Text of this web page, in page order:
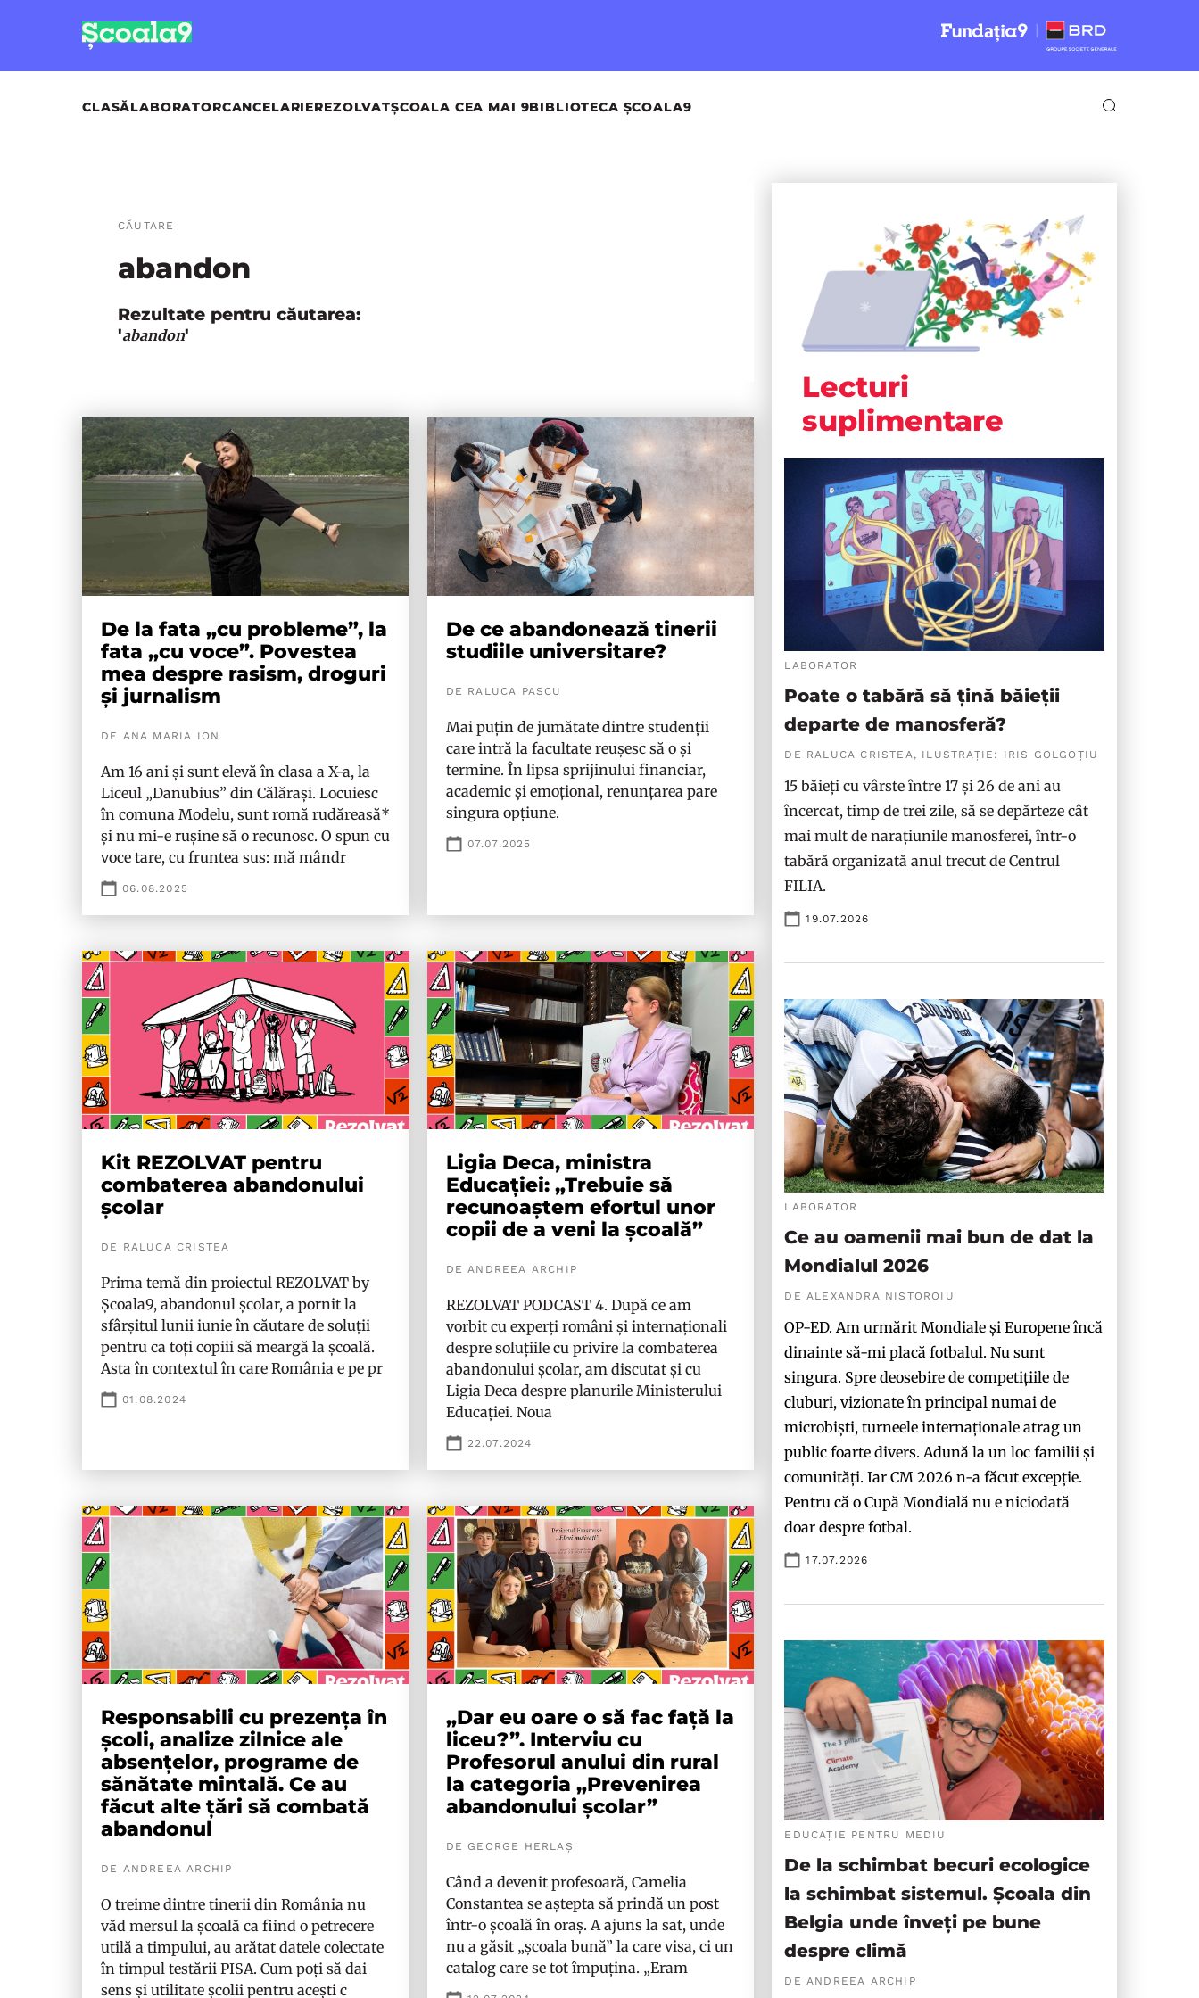
CLASĂLABORATORCANCELARIEREZOLVATȘCOALA CEA MAI 9BIBLIOTECA ȘCOALA9
CĂUTARE
abandon
Rezultate pentru căutarea:
'abandon'
De la fata „cu probleme”, la
fata „cu voce”. Povestea
mea despre rasism, droguri
și jurnalism
DE ANA MARIA ION
Am 16 ani și sunt elevă în clasa a X-a, la
Liceul „Danubius” din Călărași. Locuiesc
în comuna Modelu, sunt romă rudăreasă*
și nu mi-e rușine să o recunosc. O spun cu
voce tare, cu fruntea sus: mă mândr
06.08.2025
De ce abandonează tinerii
studiile universitare?
DE RALUCA PASCU
Mai puțin de jumătate dintre studenții
care intră la facultate reușesc să o și
termine. În lipsa sprijinului financiar,
academic și emoțional, renunțarea pare
singura opțiune.
07.07.2025
Kit REZOLVAT pentru
combaterea abandonului
școlar
DE RALUCA CRISTEA
Prima temă din proiectul REZOLVAT by
Școala9, abandonul școlar, a pornit la
sfârșitul lunii iunie în căutare de soluții
pentru ca toți copiii să meargă la școală.
Asta în contextul în care România e pe pr
01.08.2024
Ligia Deca, ministra
Educației: „Trebuie să
recunoaștem efortul unor
copii de a veni la școală”
DE ANDREEA ARCHIP
REZOLVAT PODCAST 4. După ce am
vorbit cu experți români și internaționali
despre soluțiile cu privire la combaterea
abandonului școlar, am discutat și cu
Ligia Deca despre planurile Ministerului
Educației. Noua
22.07.2024
Responsabili cu prezența în
școli, analize zilnice ale
absențelor, programe de
sănătate mintală. Ce au
făcut alte țări să combată
abandonul
DE ANDREEA ARCHIP
O treime dintre tinerii din România nu
văd mersul la școală ca fiind o petrecere
utilă a timpului, au arătat datele colectate
în timpul testării PISA. Cum poți să dai
sens și utilitate școlii pentru acești c
„Dar eu oare o să fac față la
liceu?”. Interviu cu
Profesorul anului din rural
la categoria „Prevenirea
abandonului școlar”
DE GEORGE HERLAȘ
Când a devenit profesoară, Camelia
Constantea se aștepta să prindă un post
într-o școală în oraș. A ajuns la sat, unde
nu a găsit „școala bună” la care visa, ci un
catalog care se tot împuțina. „Eram
Lecturi
suplimentare
LABORATOR
Poate o tabără să țină băieții
departe de manosferă?
DE RALUCA CRISTEA, ILUSTRAȚIE: IRIS GOLGOȚIU
15 băieți cu vârste între 17 și 26 de ani au
încercat, timp de trei zile, să se depărteze cât
mai mult de narațiunile manosferei, într-o
tabără organizată anul trecut de Centrul
FILIA.
19.07.2026
LABORATOR
Ce au oamenii mai bun de dat la
Mondialul 2026
DE ALEXANDRA NISTOROIU
OP-ED. Am urmărit Mondiale și Europene încă
dinainte să-mi placă fotbalul. Nu sunt
singura. Spre deosebire de competițiile de
cluburi, vizionate în principal numai de
microbiști, turneele internaționale atrag un
public foarte divers. Adună la un loc familii și
comunități. Iar CM 2026 n-a făcut excepție.
Pentru că o Cupă Mondială nu e niciodată
doar despre fotbal.
17.07.2026
EDUCAȚIE PENTRU MEDIU
De la schimbat becuri ecologice
la schimbat sistemul. Școala din
Belgia unde înveți pe bune
despre climă
DE ANDREEA ARCHIP